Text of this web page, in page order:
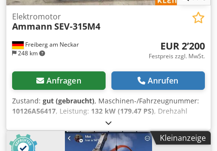
Freiberg am Neckar
248 km
Elektromotor
Ammann SEV-315M4
EUR 2’200
Festpreis zzgl. MwSt.
Anfragen Anrufen
Zustand: gut (gebraucht), Maschinen-/Fahrzeugnummer:
10126A56417, Leistung: 132 kW (179.47 PS), Drehzahl
, Eingangsspannung:
Eingangsstrom:228 A, Gesamtgewicht:1’020 kg,
Gesamtlänge:
1’200 mm, Gesamtbreite: 800 mm,
Kleinanzeige